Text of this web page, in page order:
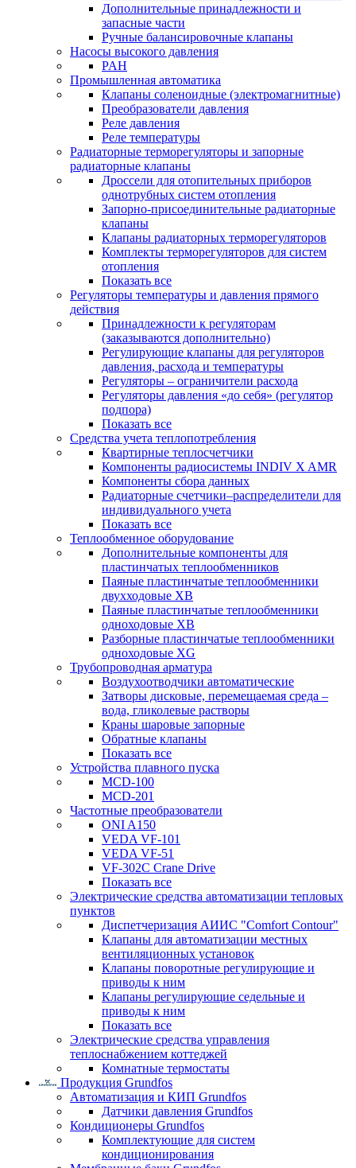
Дополнительные принадлежности и
запасные части
Ручные балансировочные клапаны
Насосы высокого давления
PAH
Промышленная автоматика
Клапаны соленоидные (электромагнитные)
Преобразователи давления
Реле давления
Реле температуры
Радиаторные терморегуляторы и запорные
радиаторные клапаны
Дроссели для отопительных приборов
однотрубных систем отопления
Запорно-присоединительные радиаторные
клапаны
Клапаны радиаторных терморегуляторов
Комплекты терморегуляторов для систем
отопления
Показать все
Регуляторы температуры и давления прямого
действия
Принадлежности к регуляторам
(заказываются дополнительно)
Регулирующие клапаны для регуляторов
давления, расхода и температуры
Регуляторы – ограничители расхода
Регуляторы давления «до себя» (регулятор
подпора)
Показать все
Средства учета теплопотребления
Квартирные теплосчетчики
Компоненты радиосистемы INDIV X AMR
Компоненты сбора данных
Радиаторные счетчики–распределители для
индивидуального учета
Показать все
Теплообменное оборудование
Дополнительные компоненты для
пластинчатых теплообменников
Паяные пластинчатые теплообменники
двухходовые XB
Паяные пластинчатые теплообменники
одноходовые ХВ
Разборные пластинчатые теплообменники
одноходовые ХG
Трубопроводная арматура
Воздухоотводчики автоматические
Затворы дисковые, перемещаемая среда –
вода, гликолевые растворы
Краны шаровые запорные
Обратные клапаны
Показать все
Устройства плавного пуска
MCD-100
MCD-201
Частотные преобразователи
ONI A150
VEDA VF-101
VEDA VF-51
VF-302C Crane Drive
Показать все
Электрические средства автоматизации тепловых
пунктов
Диспетчеризация АИИС "Comfort Contour"
Клапаны для автоматизации местных
вентиляционных установок
Клапаны поворотные регулирующие и
приводы к ним
Клапаны регулирующие седельные и
приводы к ним
Показать все
Электрические средства управления
теплоснабжением коттеджей
Комнатные термостаты
Продукция Grundfos
Автоматизация и КИП Grundfos
Датчики давления Grundfos
Кондиционеры Grundfos
Комплектующие для систем
кондиционирования